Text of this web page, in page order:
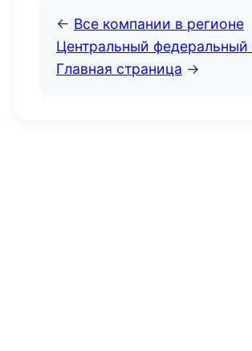
← Все компании в регионе
Центральный федеральный
Главная страница →